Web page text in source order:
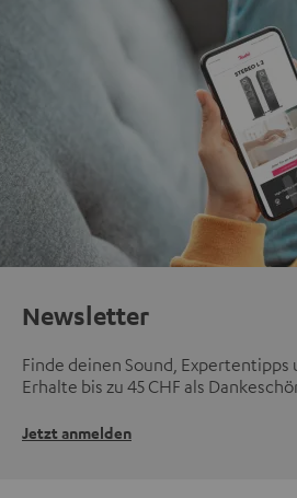
Newsletter
Finde deinen Sound, Expertentipps
Erhalte bis zu 45 CHF als
Jetzt anmelden